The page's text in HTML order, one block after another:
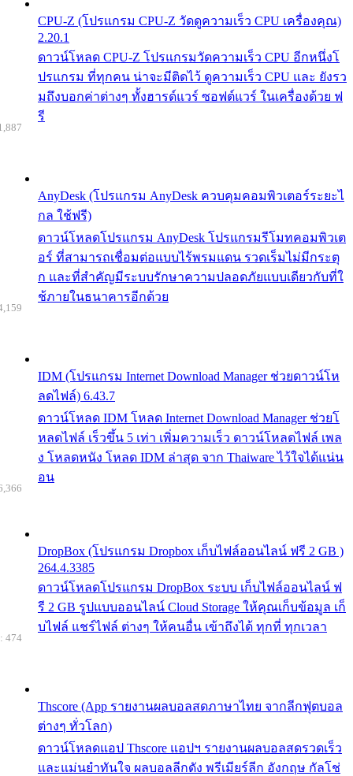
CPU-Z (โปรแกรม CPU-Z วัดดูความเร็ว CPU เครื่องคุณ)
2.20.1
ดาวน์โหลด CPU-Z โปรแกรมวัดความเร็ว CPU อีกหนึ่งโ
ปรแกรม ที่ทุกคน น่าจะมีติดไว้ ดูความเร็ว CPU และ ยังรว
มถึงบอกค่าต่างๆ ทั้งฮารด์แวร์ ซอฟต์แวร์ ในเครื่องด้วย ฟ
รี
AnyDesk (โปรแกรม AnyDesk ควบคุมคอมพิวเตอร์ระยะไ
กล ใช้ฟรี)
ดาวน์โหลดโปรแกรม AnyDesk โปรแกรมรีโมทคอมพิวเต
อร์ ที่สามารถเชื่อมต่อแบบไร้พรมแดน รวดเร็มไม่มีกระตุ
ก และที่สำคัญมีระบบรักษาความปลอดภัยแบบเดียวกับที่ใ
ช้ภายในธนาคารอีกด้วย
IDM (โปรแกรม Internet Download Manager ช่วยดาวน์โห
ลดไฟล์) 6.43.7
ดาวน์โหลด IDM โหลด Internet Download Manager ช่วยโ
หลดไฟล์ เร็วขึ้น 5 เท่า เพิ่มความเร็ว ดาวน์โหลดไฟล์ เพล
ง โหลดหนัง โหลด IDM ล่าสุด จาก Thaiware ไว้ใจได้แน่น
อน
DropBox (โปรแกรม Dropbox เก็บไฟล์ออนไลน์ ฟรี 2 GB )
264.4.3385
ดาวน์โหลดโปรแกรม DropBox ระบบ เก็บไฟล์ออนไลน์ ฟ
รี 2 GB รูปแบบออนไลน์ Cloud Storage ให้คุณเก็บข้อมูล เก็
บไฟล์ แชร์ไฟล์ ต่างๆ ให้คนอื่น เข้าถึงได้ ทุกที่ ทุกเวลา
Thscore (App รายงานผลบอลสดภาษาไทย จากลีกฟุตบอล
ต่างๆ ทั่วโลก)
ดาวน์โหลดแอป Thscore แอปฯ รายงานผลบอลสดรวดเร็ว
และแม่นยำทันใจ ผลบอลลีกดัง พรีเมียร์ลีก อังกฤษ กัลโช่
474